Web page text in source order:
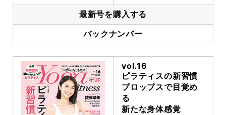
最新号を購入する
バックナンバー
vol.16
ピラティスの新習慣
プロップスで目覚め
る
新たな身体感覚